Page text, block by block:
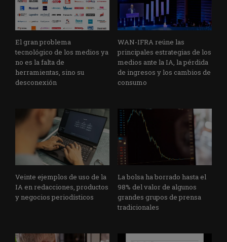
El gran problema
tecnológico de los medios ya
no es la falta de
herramientas, sino su
desconexión
WAN-IFRA reúne las
principales estrategias de los
medios ante la IA, la pérdida
de ingresos y los cambios de
consumo
Veinte ejemplos de uso de la
IA en redacciones, productos
y negocios periodísticos
La bolsa ha borrado hasta el
98% del valor de algunos
grandes grupos de prensa
tradicionales